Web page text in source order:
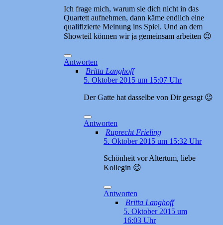
Ich frage mich, warum sie dich nicht in das
Quartett aufnehmen, dann käme endlich eine
qualifizierte Meinung ins Spiel. Und an dem
Showteil können wir ja gemeinsam arbeiten 😉
Antworten
Britta Langhoff
5. Oktober 2015 um 15:07 Uhr
Der Gatte hat dasselbe von Dir gesagt 😉
Antworten
Ruprecht Frieling
5. Oktober 2015 um 15:32 Uhr
Schönheit vor Altertum, liebe
Kollegin 😉
Antworten
Britta Langhoff
5. Oktober 2015 um
16:03 Uhr